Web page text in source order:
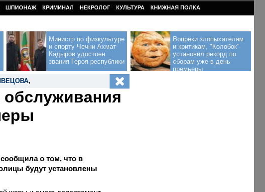
ШПИОНАЖ КРИМИНАЛ НЕКРОЛОГ КУЛЬТУРА КНИЖНАЯ ПОЛКА
Министр по физкультуре
и спорту Чечни Ахмат
Кадыров удостоен
звания Героя республики
Вопреки злопыхателям
и критикам, "Колобок"
установил рекорд по
сборам уже в день
премьеры
,
обслуживания
о том, что в
будут установлены